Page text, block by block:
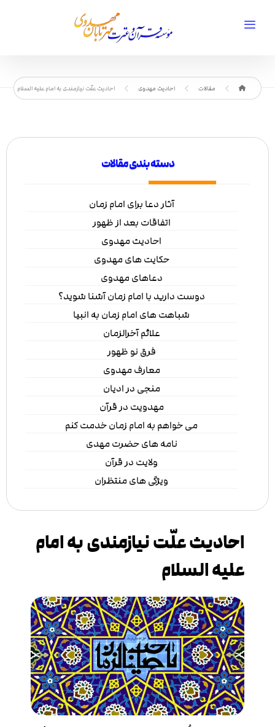
مقالات احادیث مهدوی احادیث علّت نيازمندى به امام عليه السلام‏
دسته بندی مقالات
آثار دعا برای امام زمان
اتفاقات بعد از ظهور
احادیث مهدوی
حکایت های مهدوی
دعاهای مهدوی
دوست دارید با امام زمان آشنا شوید؟
شباهت های امام زمان به انبیا
علائم آخرالزمان
فرق نو ظهور
معارف مهدوی
منجی در ادیان
مهدویت در قرآن
می خواهم به امام زمان خدمت کنم
نامه های حضرت مهدی
ولایت در قرآن
ویژگی های منتظران
احادیث علّت نیازمندى به امام
علیه السلام‏